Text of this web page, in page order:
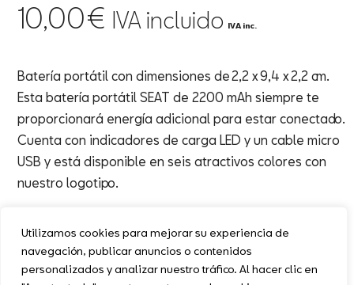
Utilizamos cookies para mejorar su experiencia de
navegación, publicar anuncios o contenidos
personalizados y analizar nuestro tráfico. Al hacer clic en
10,00€ IVA incluido IVA inc.
Batería portátil con dimensiones de 2,2 x 9,4 x 2,2 cm.
Esta batería portátil SEAT de 2200 mAh siempre te
proporcionará energía adicional para estar conectado.
Cuenta con indicadores de carga LED y un cable micro
USB y está disponible en seis atractivos colores con
nuestro logotipo.
1 disponibles